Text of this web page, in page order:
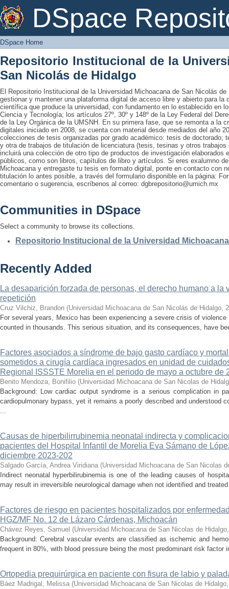
DSpace
DSpace Home
DSpace Home
Repositorio Institucional de la
San Nicolás de Hidalgo
El Repositorio Institucional de la Universidad Michoacana de San Nicolás
gestionar y mantener una plataforma digital de acceso libre y abierto para la
científica que produce la universidad, con fundamento en lo establecido en
Ciencia y Tecnología; los artículos 27º, 30º y 148º de la Ley Federal del
de la Ley Orgánica de la UMSNH. En su primera fase, que se remonta a la
digitales iniciado en 2008, se cuenta con material desde mediados del año
colecciones de tesis organizadas por grado académico: tesis de doctorado;
y otra de trabajos de titulación de licenciatura (tesis, tesinas y otros
incluirá una colección de otro tipo de productos de investigación elaborados
públicos, como son libros, capítulos de libro y artículos. Si eres exalumno
Michoacana y entregaste tu tesis en formato digital, ponte en contacto con
titulación lo antes posible, a través del formulario disponible en la página:
comentario o sugerencia, escríbenos al correo: dgbrepositorio@umich.mx
Communities in DSpace
Select a community to browse its collections.
Repositorio Institucional de la Universidad
Recently Added
La desaparición forzada de personas, el derecho humano a la
repetición
Cruz Vilchiz, Brandon (Universidad Michoacana de San Nicolás de Hidalgo,
For several years, Mexico has been experiencing a severe crisis of
counted in thousands. This serious situation, and its consequences, have
Factores asociados a síndrome de bajo gasto cardíaco y
sometidos a cirugía cardíaca ingresados en unidad de
Regional ISSSTE Morelia en el periodo de mayo a octubre de
Benito Mendoza, Bonifilio (Universidad Michoacana de San Nicolas de
Background: Low cardiac output syndrome is a serious complication in
cardiopulmonary bypass, yet it remains a poorly described and understood
...
Causas de hiperbilirrubinemia neonatal indirecta y
pacientes del Hospital Infantil de Morelia Eva Sámano de
diciembre 2023-202
Salgado García, Andrea Viridiana (Universidad Michoacana de San Nicolas
Indirect neonatal hyperbilirubinemia is one of the leading causes of
may result in irreversible neurological damage when not identified and
Factores de riesgo en pacientes hospitalizados por
HGZ/MF No. 12 de Lázaro Cárdenas, Michoacán
Chávez Reyes, Samuel (Universidad Michoacana de San Nicolas de Hidalgo
Background: Cerebral vascular events are classified as ischemic and
frequent in 80%, with blood pressure being the most predominant risk factor
Ortopedia prequirúrgica en paciente con fisura de labio y
Báez Madrigal, Melissa (Universidad Michoacana de San Nicolas de Hidalgo